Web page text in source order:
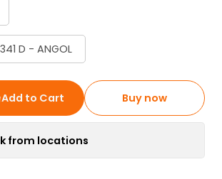
D - ANGOL
Add to Cart Buy now
from locations